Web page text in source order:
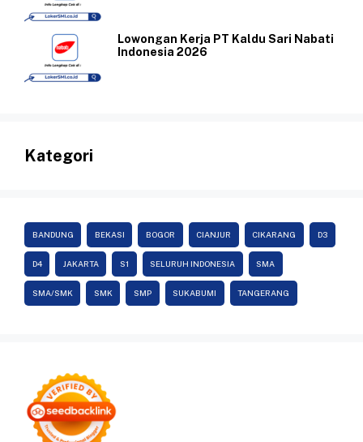
Lowongan Kerja PT Kaldu Sari Nabati
Indonesia 2026
Kategori
BANDUNG BEKASI BOGOR CIANJUR CIKARANG D3
D4 JAKARTA S1 SELURUH INDONESIA SMA
SMA/SMK SMK SMP SUKABUMI TANGERANG